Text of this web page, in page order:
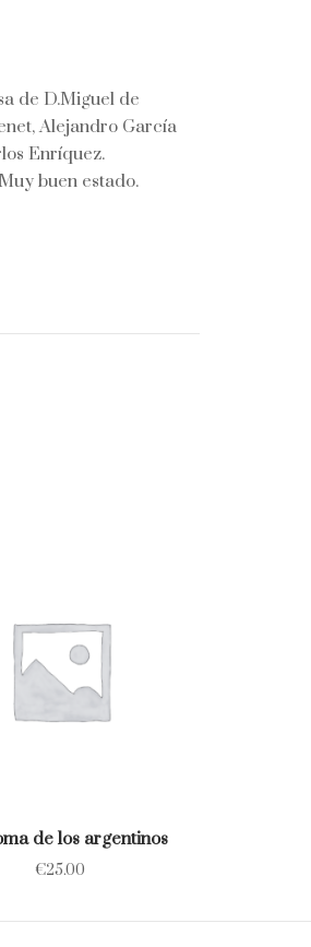
de D.Miguel de
Alejandro García
Enríquez.
buen estado.
de los argentinos
€25.00